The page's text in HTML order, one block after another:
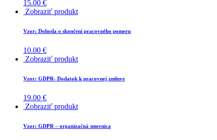
15.00 €
Zobraziť produkt
Vzor: Dohoda o skončení pracovného pomeru
10.00 €
Zobraziť produkt
Vzor: GDPR- Dodatok k pracovnej zmluve
19.00 €
Zobraziť produkt
Vzor: GDPR – organizačná smernica